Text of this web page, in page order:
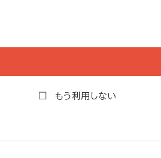
もう利用しない